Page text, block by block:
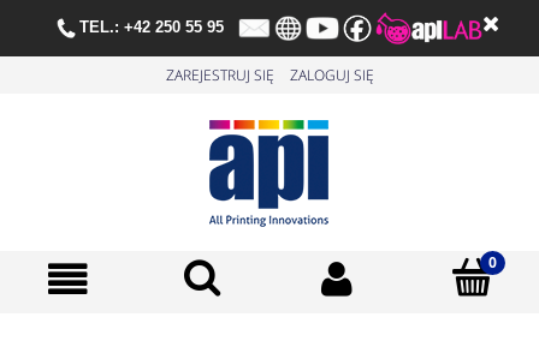
TE L.: +42 250 55 95
ZAREJESTRUJ SIĘ ZALOGUJ SIĘ